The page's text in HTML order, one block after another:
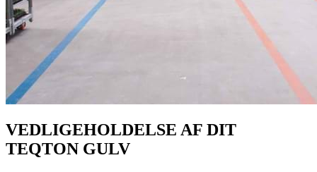
VEDLIGEHOLDELSE AF DIT
TEQTON GULV